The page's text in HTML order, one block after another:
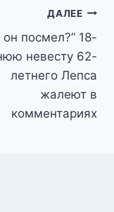
ДАЛЕЕ
он посмел?” 18-
невесту 62-
летнего Лепса
жалеют в
комментариях